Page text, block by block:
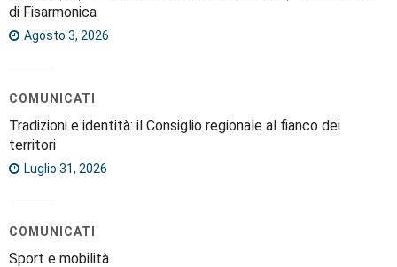
di Fisarmonica
Agosto 3, 2026
COMUNICATI
Tradizioni e identità: il Consiglio regionale al fianco dei
territori
Luglio 31, 2026
COMUNICATI
Sport e mobilità